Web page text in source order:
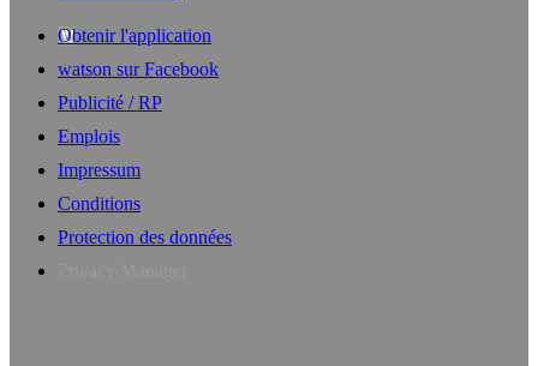
Obtenir l'application
watson sur Facebook
Publicité / RP
Emplois
Impressum
Conditions
Protection des données